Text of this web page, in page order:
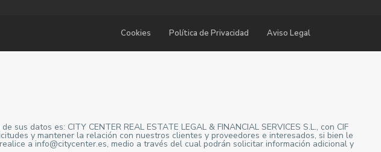
Cookies Política de Privacidad Aviso Legal
datos es: CITY CENTER REAL ESTATE LEGAL & FINANCIAL SERVICES S.L., con CIF
y mantener la relación con nuestros clientes y proveedores e interesados, si bien le
a info@citycenter.es, medio a través del cual podrán solicitar información adicional y